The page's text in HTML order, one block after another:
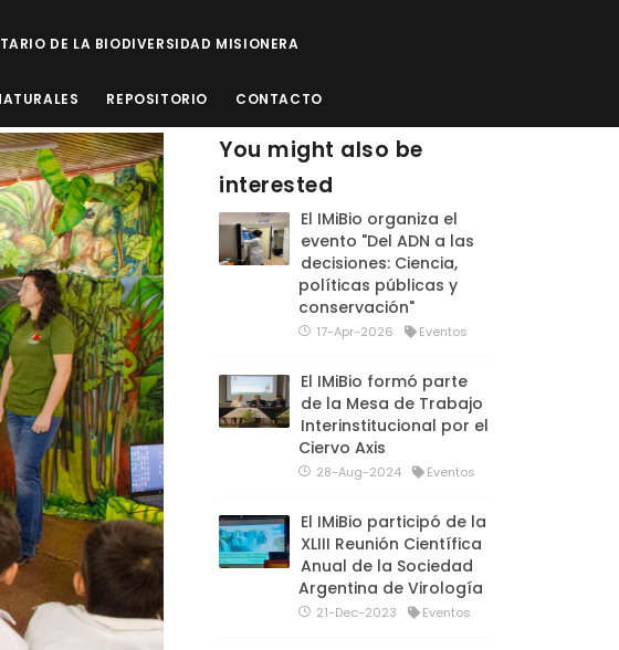
DE LA BIODIVERSIDAD MISIONERA
REPOSITORIO CONTACTO
You might also be
interested
El IMiBio organiza el
evento "Del ADN a las
decisiones: Ciencia,
políticas públicas y
conservación"
17-Apr-2026 Eventos
El IMiBio formó parte
de la Mesa de Trabajo
Interinstitucional por el
Ciervo Axis
28-Aug-2024 Eventos
El IMiBio participó de la
XLIII Reunión Científica
Anual de la Sociedad
Argentina de Virología
21-Dec-2023 Eventos